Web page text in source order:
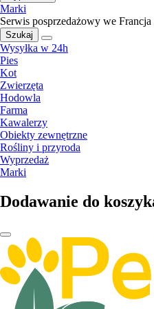
Marki
Serwis posprzedażowy we Francja
Szukaj
Wysyłka w 24h
Pies
Kot
Zwierzęta
Hodowla
Farma
Kawalerzy
Obiekty zewnętrzne
Rośliny i przyroda
Wyprzedaż
Marki
Dodawanie do